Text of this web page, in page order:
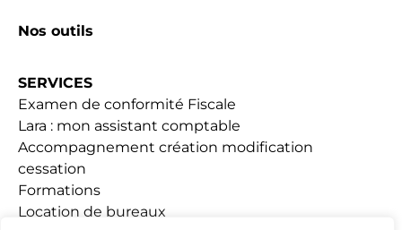
Nos outils
SERVICES
Examen de conformité Fiscale
Lara : mon assistant comptable
Accompagnement création modification
cessation
Formations
Location de bureaux